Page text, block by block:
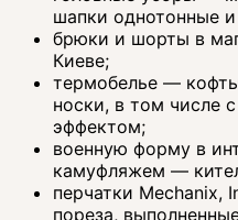
шапки однотонные
брюки и шорты в
Киеве;
термобелье —
носки, в том числе
эффектом;
военную форму в
камуфляжем —
перчатки Mechanix,
пореза,